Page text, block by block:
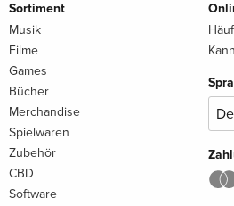
Sortiment
Musik
Filme
Games
Bücher
Merchandise
Spielwaren
Zubehör
CBD
Software